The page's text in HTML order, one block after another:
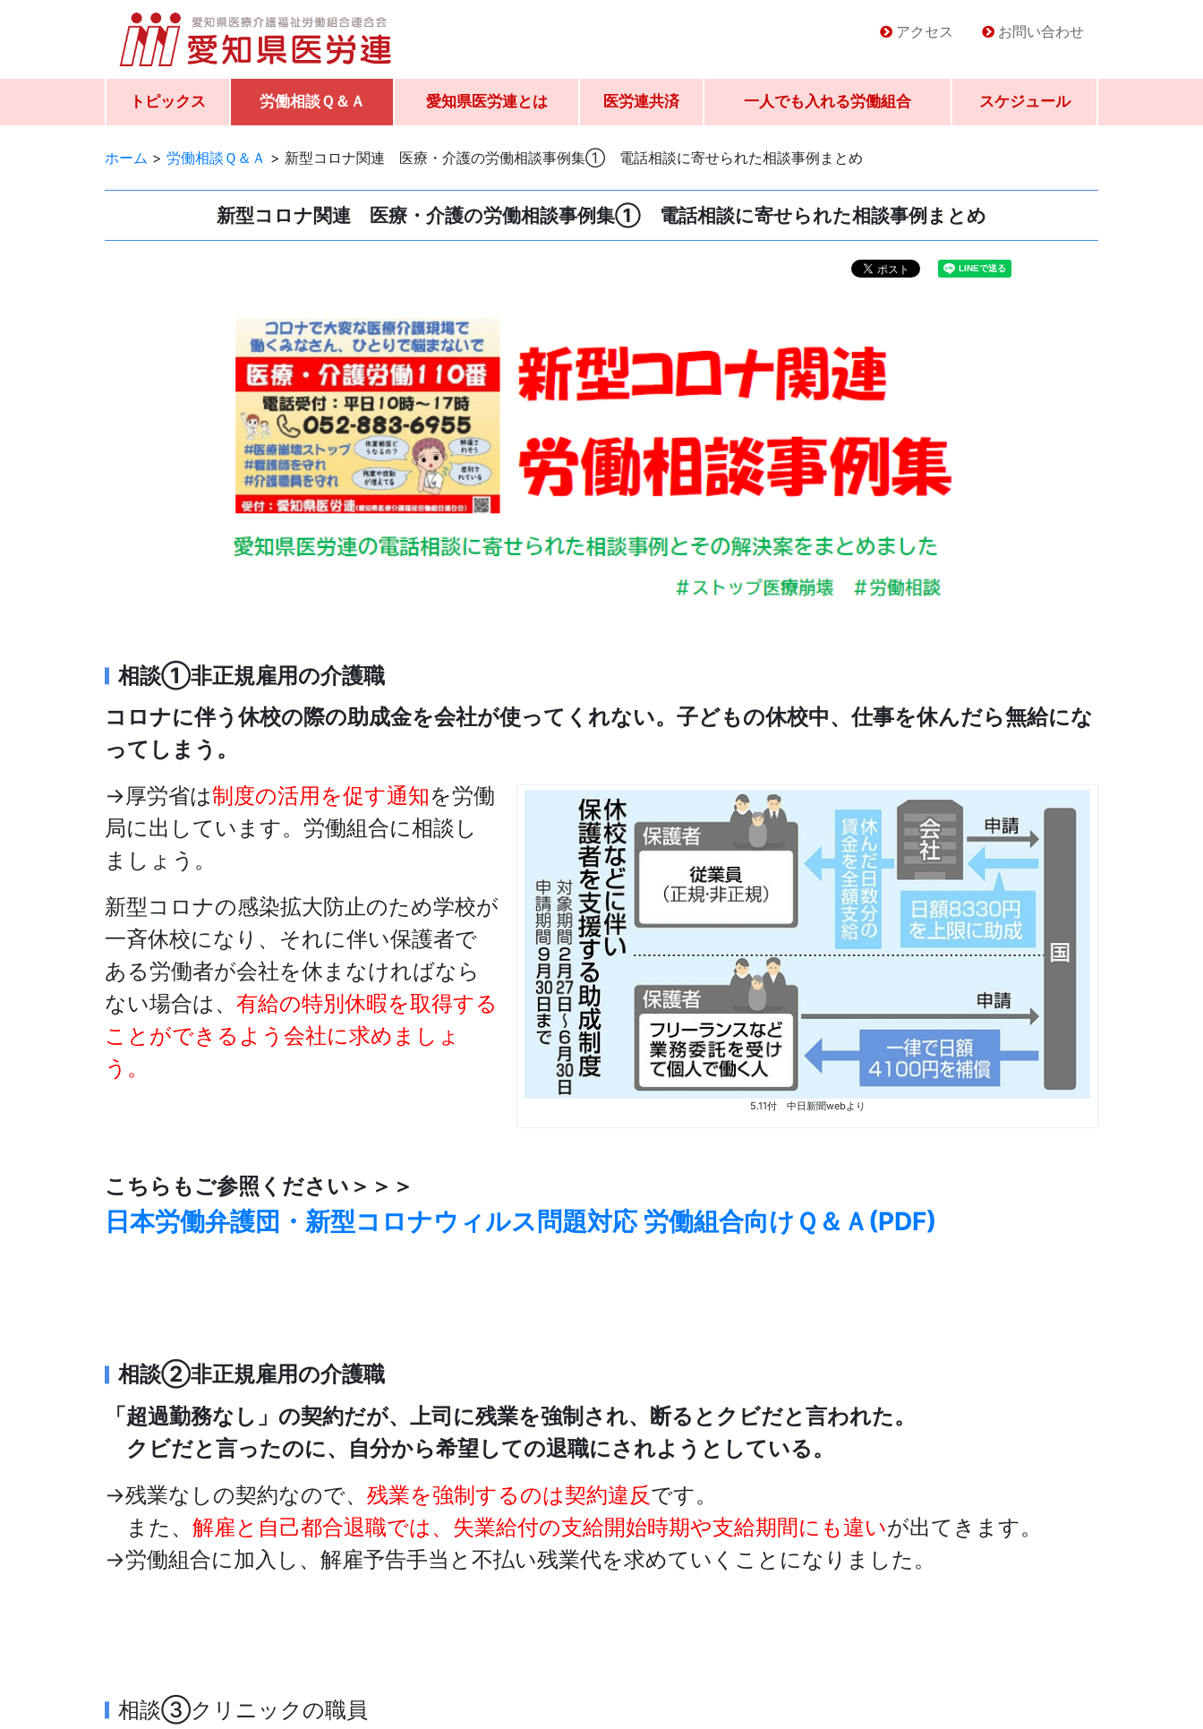
アクセス お問い合わせ
トピックス 労働相談Ｑ＆Ａ 愛知県医労連とは 医労連共済 一人でも入れる労働組合 スケジュール
ホーム > 労働相談Ｑ＆Ａ > 新型コロナ関連 医療・介護の労働相談事例集① 電話相談に寄せられた相談事例まとめ
新型コロナ関連 医療・介護の労働相談事例集① 電話相談に寄せられた相談事例まとめ
相談①非正規雇用の介護職
コロナに伴う休校の際の助成金を会社が使ってくれない。子どもの休校中、仕事を休んだら無給にな
ってしまう。
5.11付 中日新聞webより
→厚労省は制度の活用を促す通知を労働
局に出しています。労働組合に相談し
ましょう。
新型コロナの感染拡大防止のため学校が
一斉休校になり、それに伴い保護者で
ある労働者が会社を休まなければなら
ない場合は、 有給の特別休暇を取得する
ことができるよう会社に求めましょ
う。
こちらもご参照ください＞＞＞
日本労働弁護団・新型コロナウィルス問題対応 労働組合向けＱ＆Ａ(PDF)
相談②非正規雇用の介護職
「超過勤務なし」の契約だが、上司に残業を強制され、断るとクビだと言われた。
クビだと言ったのに、自分から希望しての退職にされようとしている。
→残業なしの契約なので、 残業を強制するのは契約違反です。
また、 解雇と自己都合退職では、失業給付の支給開始時期や支給期間にも違いが出てきます。
→労働組合に加入し、解雇予告手当と不払い残業代を求めていくことになりました。
相談③クリニックの職員